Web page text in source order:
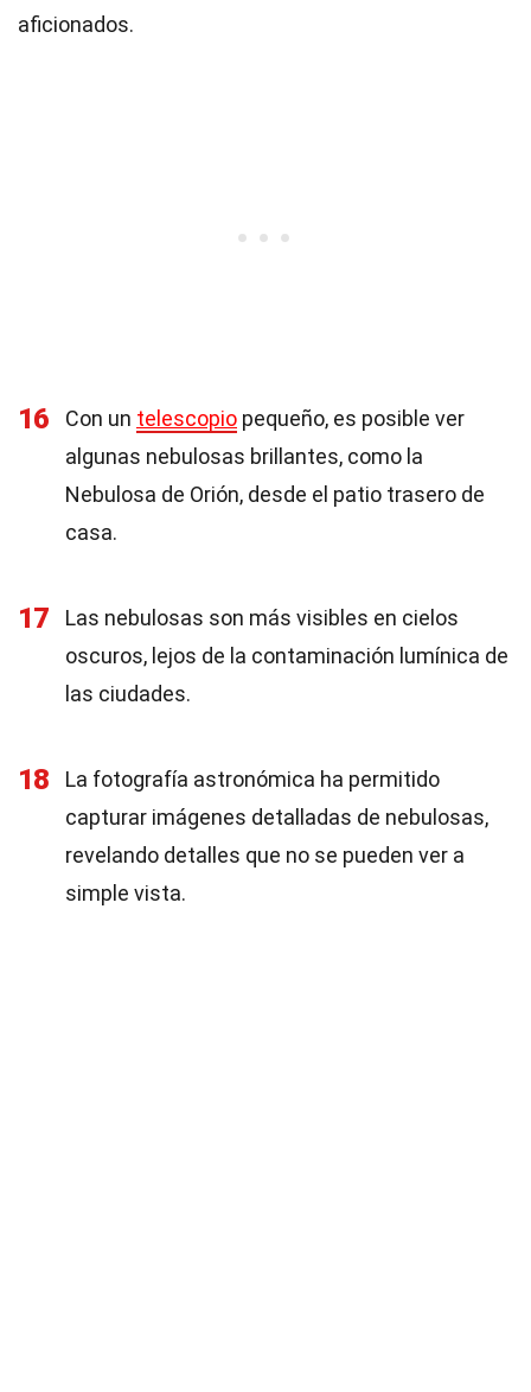
aficionados.
16 Con un telescopio pequeño, es posible ver
algunas nebulosas brillantes, como la
Nebulosa de Orión, desde el patio trasero de
casa.
17
Las nebulosas son más visibles en cielos
oscuros, lejos de la contaminación lumínica de
las ciudades.
18
La fotografía astronómica ha permitido
capturar imágenes detalladas de nebulosas,
revelando detalles que no se pueden ver a
simple vista.